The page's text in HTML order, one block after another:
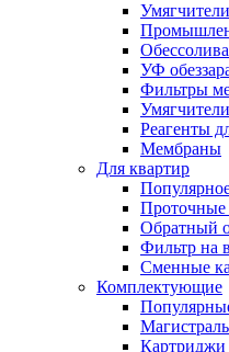
УФ
Фильтры
Реагенты
Мембраны
Для квартир
Проточные
Обратный
Фильтр на
Сменные
Комплектующие
Картриджи